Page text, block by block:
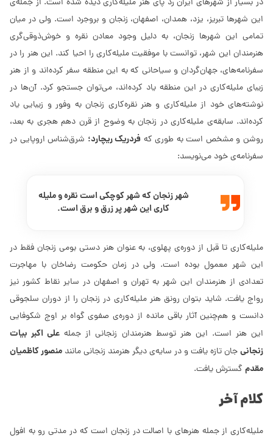
در بسیار از شهرهای ایران رد پای هنر ملیله‌کاری دیده شده است. از جمله‌ی
این شهرها تبریز، یزد، همدان، اصفهان، زنجان و بروجرد است. ولی در میان
تمامی این شهرها زنجان، به دلیل وجود معادن نقره و خوش‌ذوقی‌گری
هنرمندان این شهر، توانست با موفقیت ملیله‌کاری را احیا کند. این هنر را در
سفرنامه‌های، جهان‌گردان و سیاحانی كه به این منطقه سفر كرده‌اند و از هنر
زیبای ملیله‌کاری در این منطقه یاد كرده‌اند، می‌توان جستجو کرد. آن‌ها در
نوشته‌های خود از ملیله‌کاری و هنر نقره‌کاری زنجان به وفور و زیبایی یاد
کرده‌اند. سابقه‌ی ملیله‌کاری در زنجان به وضوح از قرن دهم هجری به بعد،
روشن و مشخص است به طوری که فردریک ریچارد؛ شرق‌شناس اروپایی در
سفرنامه‌ی خود می‌نویسد:
شهر زنجان که شهر کوچکی است نقره و ملیله
کاری این شهر پر زرق و برق است.
ملیله‌کاری تا قبل از دوره‌ی پهلوی، به عنوان هنر دستی بومی زنجان فقط در
این شهر معمول بوده است. ولی در زمان حکومت رضاخان با مهاجرت
تعدادی از هنرمندان این شهر به تهران و اصفهان در سایر نقاط کشور نیز
رواج یافت. شاید بتوان رونق هنر ملیله‌کاری در زنجان را از دوران سلجوقی
دانست و هم‌چنین آثار باقی مانده از دوره‌ی صفوی گواه بر اوج شکوفایی
این هنر است. این هنر توسط هنرمندان زنجانی از جمله علی اکبر بیات
زنجانیجان تازه یافت و در سایه‌ی دیگر هنرمند زنجانی مانند منصور کاظمیان
مقدم گسترش یافت.
کلام آخر
ملیله‌کاری از جمله هنرهای با اصالت در زنجان است که در مدتی رو به افول